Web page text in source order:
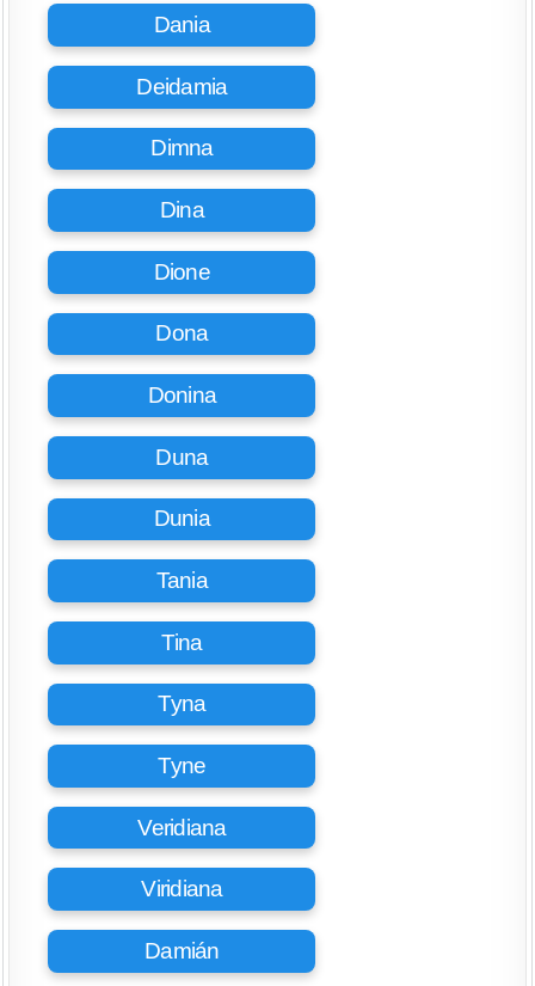
Dania
Deidamia
Dimna
Dina
Dione
Dona
Donina
Duna
Dunia
Tania
Tina
Tyna
Tyne
Veridiana
Viridiana
Damián